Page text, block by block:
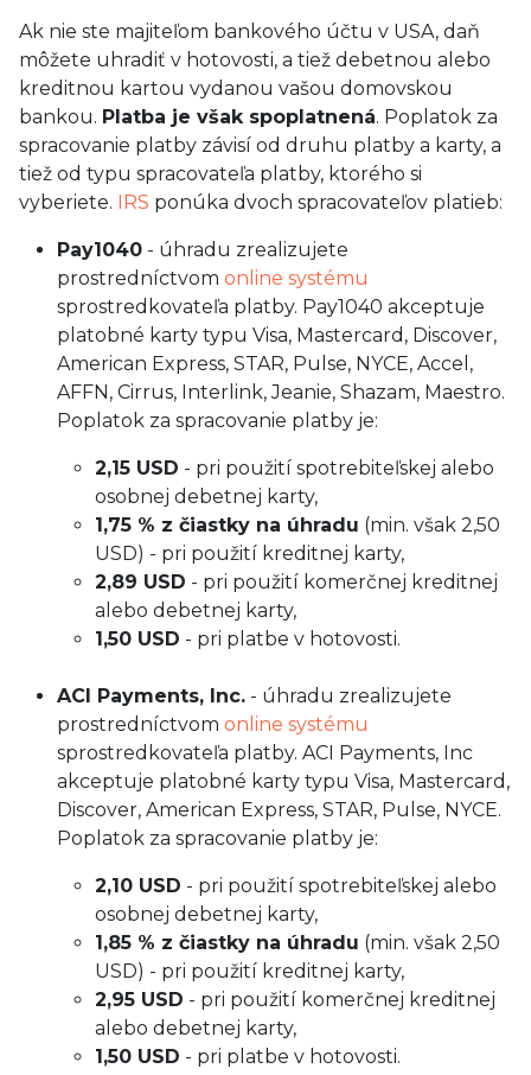
Ak nie ste majiteľom bankového účtu v USA, daň
môžete uhradiť v hotovosti, a tiež debetnou alebo
kreditnou kartou vydanou vašou domovskou
bankou. Platba je však spoplatnená. Poplatok za
spracovanie platby závisí od druhu platby a karty, a
tiež od typu spracovateľa platby, ktorého si
vyberiete. IRS ponúka dvoch spracovateľov platieb:
Pay1040 - úhradu zrealizujete
prostredníctvom online systému
sprostredkovateľa platby. Pay1040 akceptuje
platobné karty typu Visa, Mastercard, Discover,
American Express, STAR, Pulse, NYCE, Accel,
AFFN, Cirrus, Interlink, Jeanie, Shazam, Maestro.
Poplatok za spracovanie platby je:
2,15 USD - pri použití spotrebiteľskej alebo
osobnej debetnej karty,
1,75 % z čiastky na úhradu (min. však 2,50
USD) - pri použití kreditnej karty,
2,89 USD - pri použití komerčnej kreditnej
alebo debetnej karty,
1,50 USD - pri platbe v hotovosti.
ACI Payments, Inc. - úhradu zrealizujete
prostredníctvom online systému
sprostredkovateľa platby. ACI Payments, Inc
akceptuje platobné karty typu Visa, Mastercard,
Discover, American Express, STAR, Pulse, NYCE.
Poplatok za spracovanie platby je:
2,10 USD - pri použití spotrebiteľskej alebo
osobnej debetnej karty,
1,85 % z čiastky na úhradu (min. však 2,50
USD) - pri použití kreditnej karty,
2,95 USD - pri použití komerčnej kreditnej
alebo debetnej karty,
1,50 USD - pri platbe v hotovosti.